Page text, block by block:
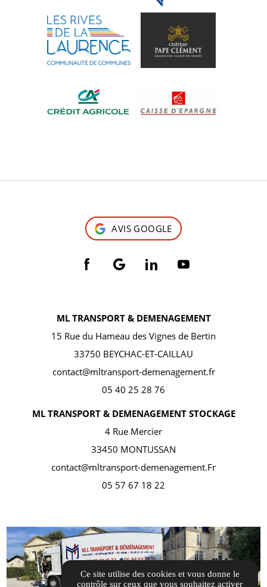
AVIS GOOGLE
ML TRANSPORT & DEMENAGEMENT
15 Rue du Hameau des Vignes de Bertin
33750 BEYCHAC-ET-CAILLAU
contact@mltransport-demenagement.fr
05 40 25 28 76
ML TRANSPORT & DEMENAGEMENT STOCKAGE
4 Rue Mercier
33450 MONTUSSAN
contact@mltransport-demenagement.Fr
05 57 67 18 22
Ce site utilise des cookies et vous donne le
contrôle sur ceux que vous souhaitez activer